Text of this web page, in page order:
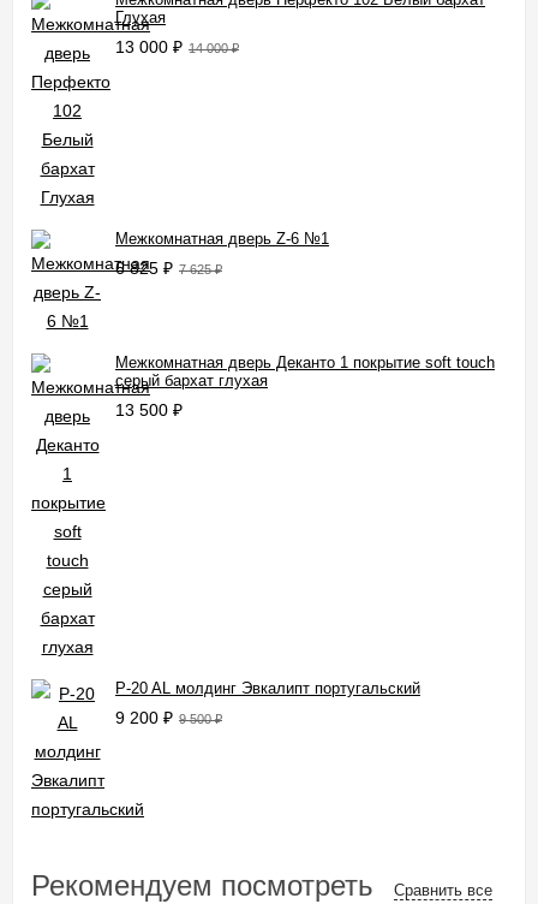
Глухая
13 000 ₽ 14 000₽
Межкомнатная дверь Z-6 №1
6 825 ₽ 7 625₽
Межкомнатная дверь Деканто 1 покрытие soft touch
серый бархат глухая
13 500 ₽
P-20 AL молдинг Эвкалипт португальский
9 200 ₽ 9 500₽
Рекомендуем посмотреть Сравнить все